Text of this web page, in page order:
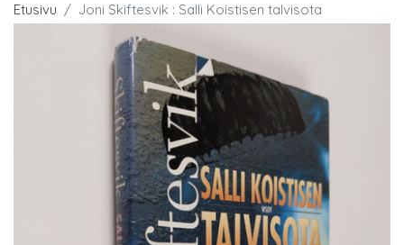
Etusivu Joni Skiftesvik : Salli Koistisen talvisota